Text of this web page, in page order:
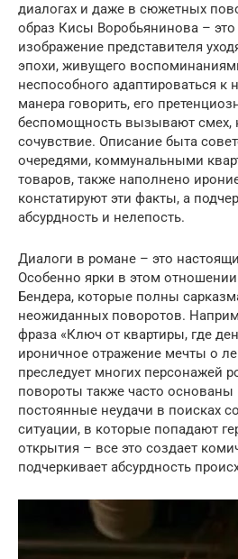
диалогах и даже в сюжетных
образ Кисы Воробьянинова –
изображение представителя
эпохи, живущего
неспособного адаптироваться
манера говорить, его
беспомощность вызывают смех,
сочувствие. Описание быта
очередями, коммунальными
товаров, также наполнено
констатируют эти факты, а
абсурдность и нелепость.
Диалоги в романе – это
Особенно ярки в этом
Бендера, которые полны
неожиданных поворотов.
фраза «Ключ от квартиры, где
ироничное отражение мечты о
преследует многих персонажей
повороты также часто
постоянные неудачи в поисках
ситуации, в которые попадают
открытия – все это создает
подчеркивает абсурдность